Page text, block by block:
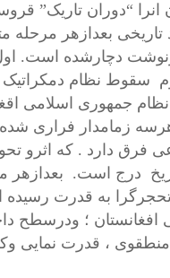
انرا “دوران تاریک”
تاریخی بعدازهر
دچارشده است.
سقوط نظام
زمامدار فراری شده
فرق دارد . که اثرو
درج است.
به قدرت
افغانستان ؛ ودرسطح
منطقوی ، قدرت